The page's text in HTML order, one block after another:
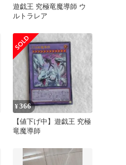
遊戯王 究極竜魔導師 ウ
ルトラレア
¥366
【値下げ中】遊戯王 究極
竜魔導師